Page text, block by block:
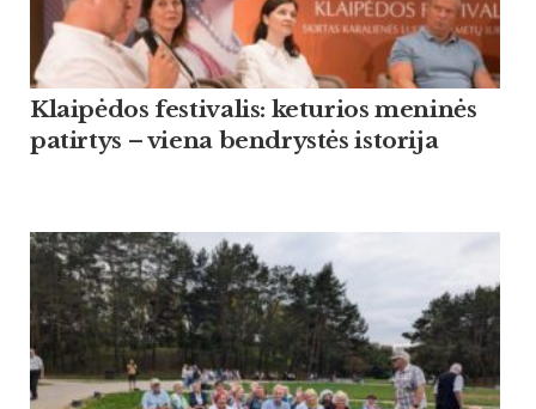
Klaipėdos festivalis: keturios meninės
patirtys – viena bendrystės istorija